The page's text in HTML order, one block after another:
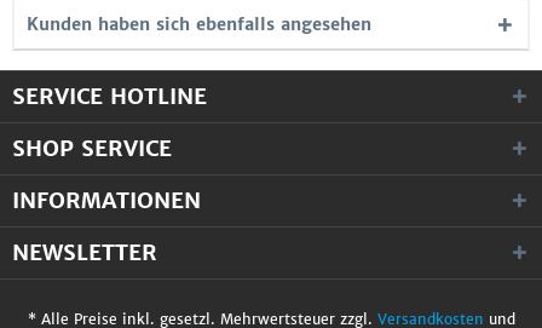
Kunden haben sich ebenfalls angesehen
SERVICE HOTLINE
SHOP SERVICE
INFORMATIONEN
NEWSLETTER
* Alle Preise inkl. gesetzl. Mehrwertsteuer zzgl. Versandkosten und